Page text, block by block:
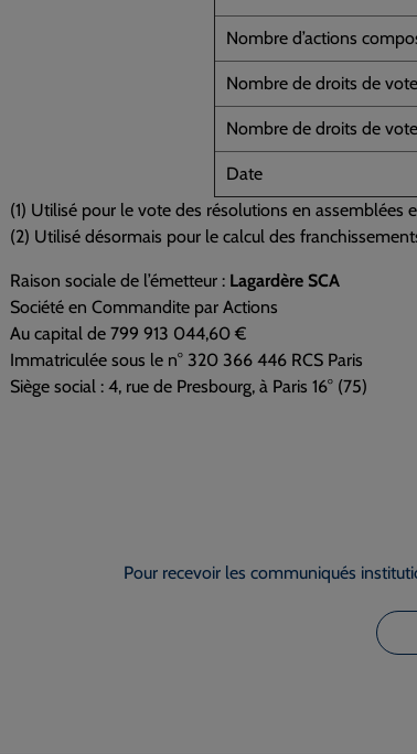
Nombre d’actions
Nombre de droits de vote
Nombre de droits de
Date
(1) Utilisé pour le vote des résolutions en assemblées
(2) Utilisé désormais pour le calcul des
Raison sociale de l’émetteur : Lagardère SCA
Société en Commandite par Actions
Au capital de 799 913 044,60 €
Immatriculée sous le n° 320 366 446 RCS Paris
Siège social : 4, rue de Presbourg, à Paris 16° (75)
Pour recevoir les communiqués